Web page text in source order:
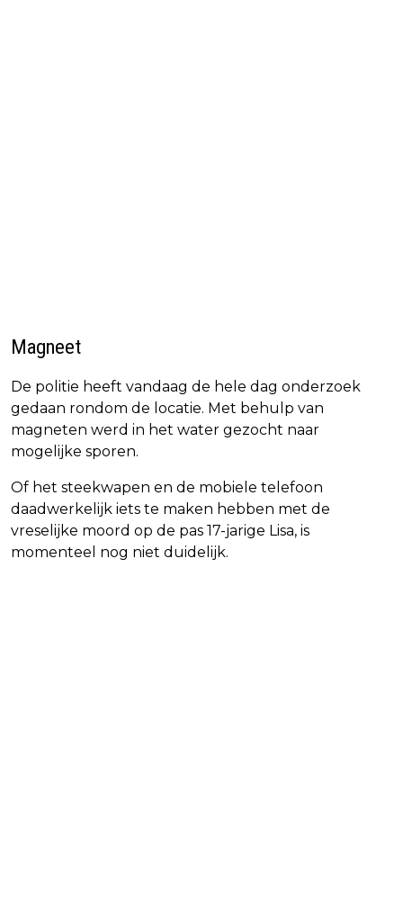
Magneet
De politie heeft vandaag de hele dag onderzoek
gedaan rondom de locatie. Met behulp van
magneten werd in het water gezocht naar
mogelijke sporen.
Of het steekwapen en de mobiele telefoon
daadwerkelijk iets te maken hebben met de
vreselijke moord op de pas 17-jarige Lisa, is
momenteel nog niet duidelijk.